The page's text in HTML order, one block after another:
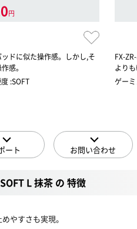
円
ドに似た操作感。しかし,そ
感。
:SOFT
FX-
より
ゲー
ート お問い合わせ
L 抹茶 の 特徴
やすさも実現。